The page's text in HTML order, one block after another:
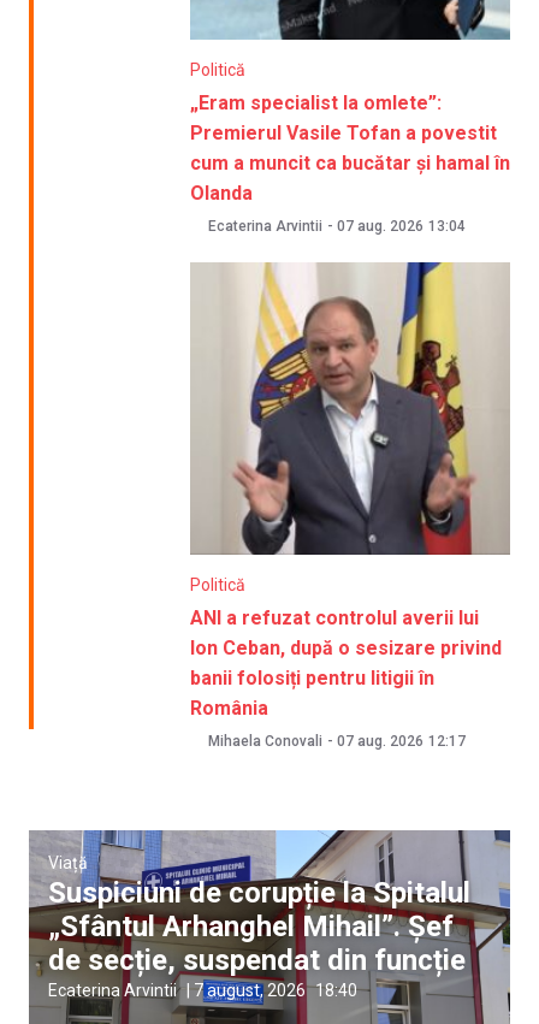
Politică
„Eram specialist la omlete”:
Premierul Vasile Tofan a povestit
cum a muncit ca bucătar și hamal în
Olanda
Ecaterina Arvintii - 07 aug. 2026 13:04
Politică
ANI a refuzat controlul averii lui
Ion Ceban, după o sesizare privind
banii folosiți pentru litigii în
România
Mihaela Conovali - 07 aug. 2026 12:17
Viață
Suspiciuni de corupție la Spitalul
„Sfântul Arhanghel Mihail”. Șef
de secție, suspendat din funcție
Ecaterina Arvintii 7 august, 2026 18:40